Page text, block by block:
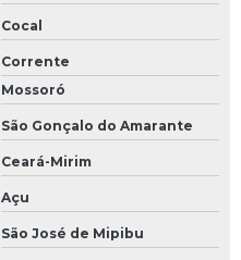
Cocal
Corrente
Mossoró
São Gonçalo do Amarante
Ceará-Mirim
Açu
São José de Mipibu